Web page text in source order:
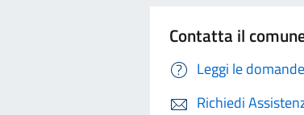
Contatta il
Leggi le
Richiedi